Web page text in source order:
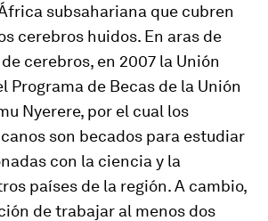
subsahariana que cubren
cerebros huidos. En aras de
cerebros, en 2007 la Unión
Programa de Becas de la Unión
Nyerere, por el cual los
son becados para estudiar
con la ciencia y la
países de la región. A cambio,
de trabajar al menos dos